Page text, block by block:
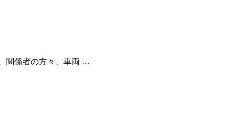
関係者の方々、車両 …